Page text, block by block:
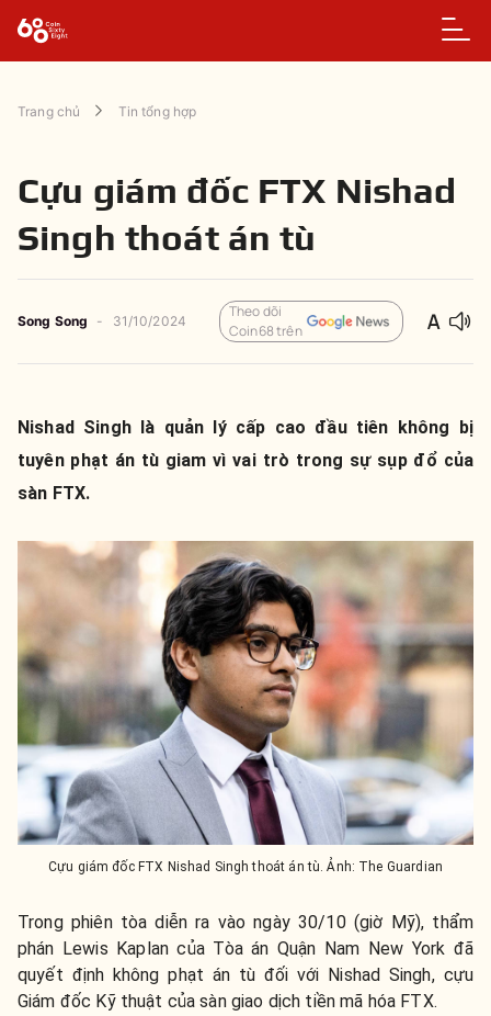
Trang chủ Tin tổng hợp
Cựu giám đốc FTX Nishad
Singh thoát án tù
Song Song - 31/10/2024
Theo dõi
Coin68 trên
Nishad Singh là quản lý cấp cao đầu tiên không bị
tuyên phạt án tù giam vì vai trò trong sự sụp đổ của
sàn FTX.
Cựu giám đốc FTX Nishad Singh thoát án tù. Ảnh: The Guardian
Trong phiên tòa diễn ra vào ngày 30/10 (giờ Mỹ), thẩm
phán Lewis Kaplan của Tòa án Quận Nam New York đã
quyết định không phạt án tù đối với Nishad Singh, cựu
Giám đốc Kỹ thuật của sàn giao dịch tiền mã hóa FTX.